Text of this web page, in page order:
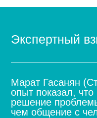
Экспертный
Марат Гасанян
опыт показал,
решение
чем общение с